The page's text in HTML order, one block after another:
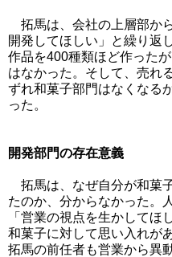
拓馬は、会社の上層部か
開発してほしい」と繰り返
作品を400種類ほど作った
はなかった。そして、売れ
ずれ和菓子部門はなくなる
った。
開発部門の存在意義
拓馬は、なぜ自分が和菓
たのか、分からなかった。
「営業の視点を生かしてほ
和菓子に対して思い入れが
拓馬の前任者も営業から異